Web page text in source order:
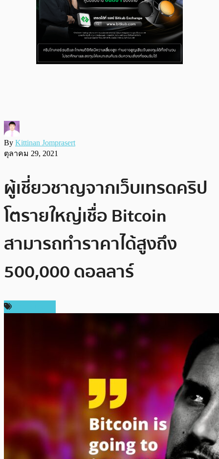
By Kittinan Jomprasert
ตุลาคม 29, 2021
ผู้เชี่ยวชาญจากเว็บเทรดคริป
โตรายใหญ่เชื่อ Bitcoin
สามารถทำราคาได้สูงถึง
500,000 ดอลลาร์